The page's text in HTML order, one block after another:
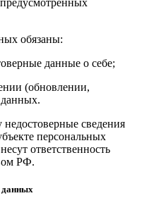
обязаны:
данные о себе;
(обновлении,
сведения
персональных
ответственность
РФ.
данных